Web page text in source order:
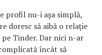
profil nu-i aşa simplă,
doresc să aibă o relaţie
Tinder. Dar nici n-ar
încât să